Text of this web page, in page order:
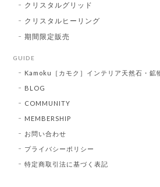
クリスタルグリッド
クリスタルヒーリング
期間限定販売
GUIDE
Kamoku［カモク］インテリア天然石・鉱
BLOG
COMMUNITY
MEMBERSHIP
お問い合わせ
プライバシーポリシー
特定商取引法に基づく表記